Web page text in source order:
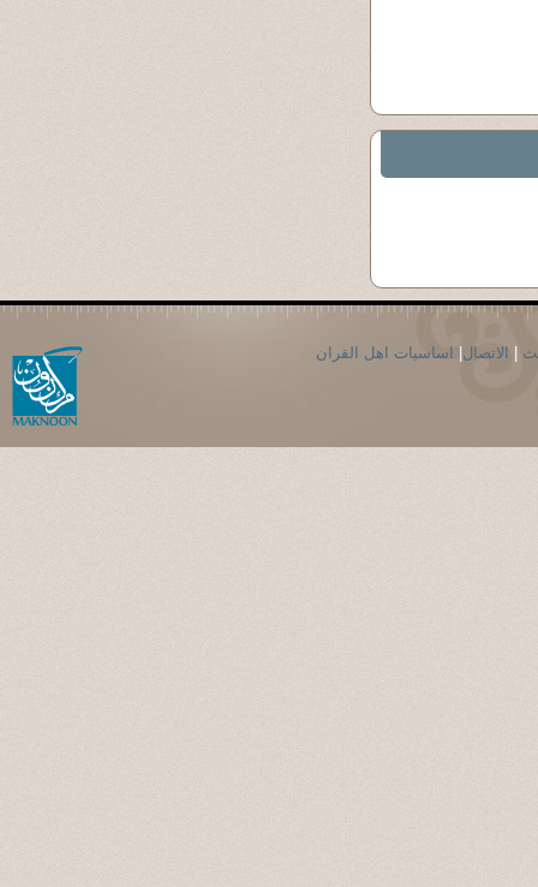
الاتصال اساسيات اهل القران